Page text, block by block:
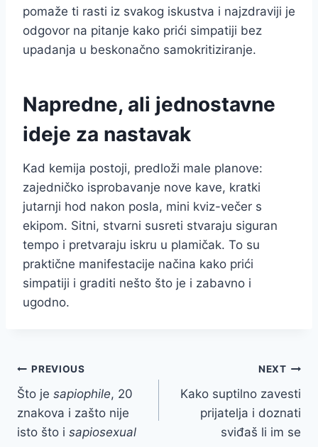
pomaže ti rasti iz svakog iskustva i najzdraviji je
odgovor na pitanje kako prići simpatiji bez
upadanja u beskonačno samokritiziranje.
Napredne, ali jednostavne
ideje za nastavak
Kad kemija postoji, predloži male planove:
zajedničko isprobavanje nove kave, kratki
jutarnji hod nakon posla, mini kviz-večer s
ekipom. Sitni, stvarni susreti stvaraju siguran
tempo i pretvaraju iskru u plamičak. To su
praktične manifestacije načina kako prići
simpatiji i graditi nešto što je i zabavno i
ugodno.
Post
navigation
PREVIOUS
Što je sapiophile, 20
znakova i zašto nije
isto što i sapiosexual
NEXT
Kako suptilno zavesti
prijatelja i doznati
sviđaš li im se